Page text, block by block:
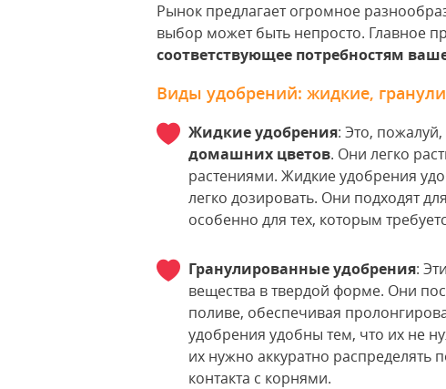
Рынок предлагает огромное
выбор может быть непросто. Главное
соответствующее потребностям
Виды удобрений: жидкие,
Жидкие удобрения: Это,
домашних цветов. Они легко
растениями. Жидкие удобрения
легко дозировать. Они подходят
особенно для тех, которым
Гранулированные удобрения:
вещества в твердой форме. Они
поливе, обеспечивая
удобрения удобны тем, что их не
их нужно аккуратно распределять
контакта с корнями.